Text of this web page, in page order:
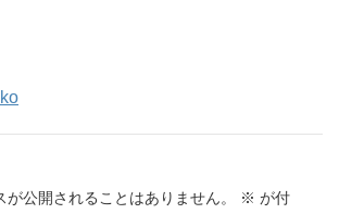
が公開されることはありません。 ※ が付